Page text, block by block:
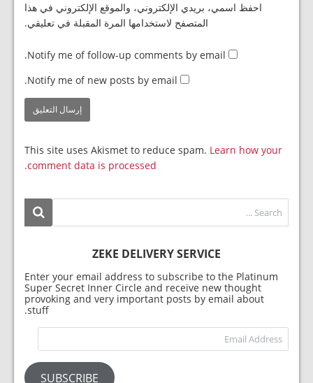
احفظ اسمي، بريدي الإلكتروني، والموقع الإلكتروني في هذا
المتصفح لاستخدامها المرة المقبلة في تعليقي.
Notify me of follow-up comments by email.
Notify me of new posts by email.
This site uses Akismet to reduce spam. Learn how your
comment data is processed.
ZEKE DELIVERY SERVICE
Enter your email address to subscribe to the Platinum
Super Secret Inner Circle and receive new thought
provoking and very important posts by email about
stuff.
SUBSCRIBE